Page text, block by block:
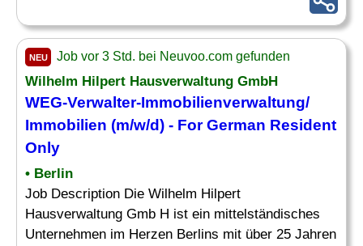
NEU Job vor 3 Std. bei Neuvoo.com gefunden
Wilhelm Hilpert Hausverwaltung GmbH
WEG-Verwalter-Immobilienverwaltung/
Immobilien (m/w/d) - For German Resident
Only
• Berlin
Job Description Die Wilhelm Hilpert
Hausverwaltung Gmb H ist ein mittelständisches
Unternehmen im Herzen Berlins mit über 25 Jahren